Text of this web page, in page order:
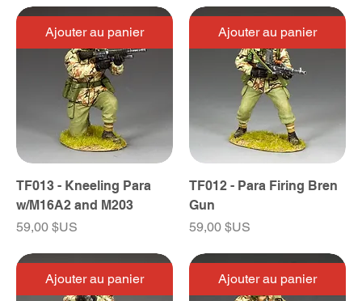
Ajouter au panier
TF013 - Kneeling Para
w/M16A2 and M203
Prix
59,00 $US
Ajouter au panier
TF012 - Para Firing Bren
Gun
Prix
59,00 $US
Ajouter au panier Ajouter au panier